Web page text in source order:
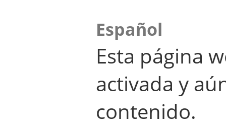
Español
Esta página
activada y
contenido.